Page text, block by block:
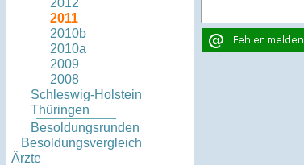
2012
2011
2010b
2010a
2009
2008
Schleswig-Holstein
Thüringen
Besoldungsrunden
Besoldungsvergleich
Ärzte